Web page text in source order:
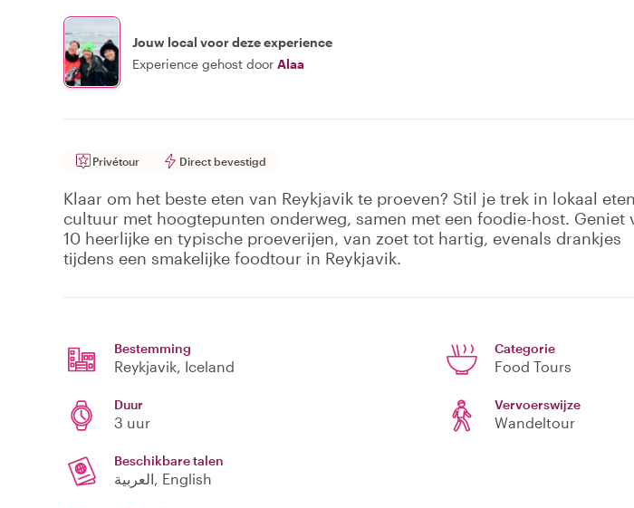
Jouw local voor deze experience
Experience gehost door Alaa
Privétour Direct bevestigd
Klaar om het beste eten van Reykjavik te proeven? Stil je trek in lokaal
cultuur met hoogtepunten onderweg, samen met een foodie-host. Geniet
10 heerlijke en typische proeverijen, van zoet tot hartig, evenals drankjes
tijdens een smakelijke foodtour in Reykjavik.
Bestemming
Reykjavik, Iceland
Categorie
Food Tours
Duur
3 uur
Vervoerswijze
Wandeltour
Beschikbare talen
العربية, English